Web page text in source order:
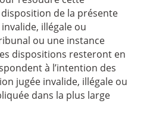
de la présente
illégale ou
ou une instance
dispositions resteront en
à l’intention des
jugée invalide, illégale ou
dans la plus large